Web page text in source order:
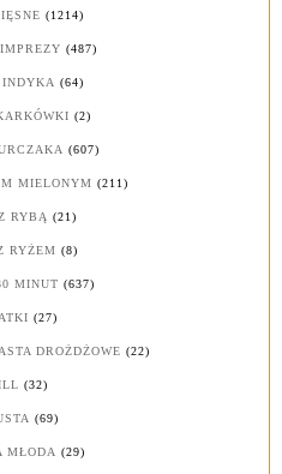
(1214)
(487)
(64)
(2)
(607)
MIELONYM (211)
RYBĄ (21)
RYŻEM (8)
MINUT (637)
(27)
DROŻDŻOWE (22)
(32)
(69)
MŁODA (29)